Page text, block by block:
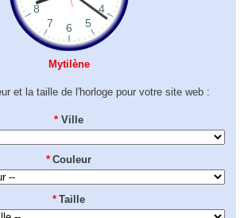
Mytilène
et la taille de l'horloge pour votre site web :
* Ville
* Couleur
* Taille